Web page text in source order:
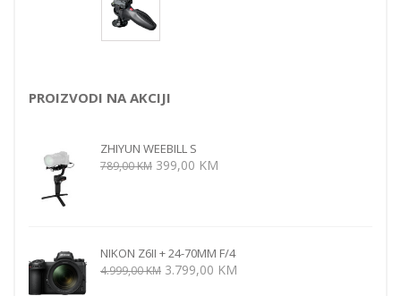
PROIZVODI NA AKCIJI
ZHIYUN WEEBILL S
789,00KM Izvorna
399,00 KM
NIKON Z6II + 24-70MM F/4
4.999,00KM Izvorna
3.799,00 KM